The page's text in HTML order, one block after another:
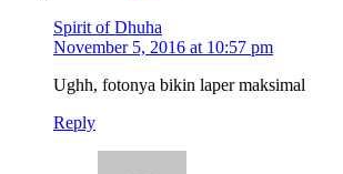
Spirit of Dhuha
November 5, 2016 at 10:57 pm
Ughh, fotonya bikin laper maksimal
Reply